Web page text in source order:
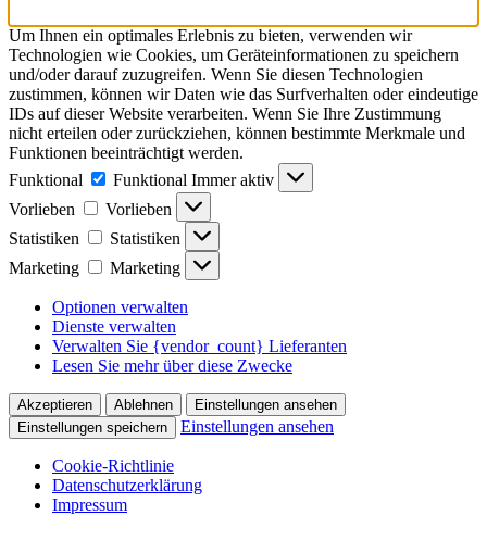
Um Ihnen ein optimales Erlebnis zu bieten, verwenden wir
Technologien wie Cookies, um Geräteinformationen zu speichern
und/oder darauf zuzugreifen. Wenn Sie diesen Technologien
zustimmen, können wir Daten wie das Surfverhalten oder eindeutige
IDs auf dieser Website verarbeiten. Wenn Sie Ihre Zustimmung
nicht erteilen oder zurückziehen, können bestimmte Merkmale und
Funktionen beeinträchtigt werden.
Funktional
Funktional Immer aktiv
Vorlieben
Vorlieben
Statistiken
Statistiken
Marketing
Marketing
Optionen verwalten
Dienste verwalten
Verwalten Sie {vendor_count} Lieferanten
Lesen Sie mehr über diese Zwecke
Akzeptieren Ablehnen
Einstellungen ansehen
Einstellungen speichern
Einstellungen ansehen
Cookie-Richtlinie
Datenschutzerklärung
Impressum